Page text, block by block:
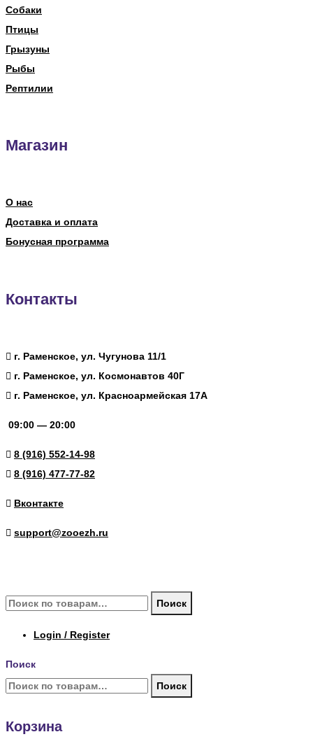
Собаки
Птицы
Грызуны
Рыбы
Рептилии
Магазин
О нас
Доставка и оплата
Бонусная программа
Контакты
г. Раменское, ул. Чугунова 11/1
г. Раменское, ул. Космонавтов 40Г
г. Раменское, ул. Красноармейская 17А
09:00 — 20:00
8 (916) 552-14-98
8 (916) 477-77-82
Вконтакте
support@zooezh.ru
Искать: Поиск
Login / Register
Поиск
Искать:
Поиск
Корзина